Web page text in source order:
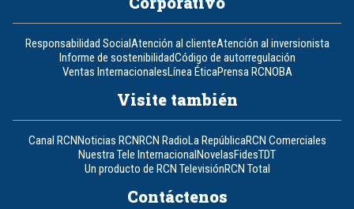
Responsabilidad SocialAtención al clienteAtención al inversionista
Informe de sostenibilidadCódigo de autorregulación
Ventas InternacionalesLínea ÉticaPrensa RCNOBA
Visite también
Canal RCNNoticias RCNRCN RadioLa RepúblicaRCN Comerciales
Nuestra Tele InternacionalNovelasFidesTDT
Un producto de RCN TelevisiónRCN Total
Contáctenos